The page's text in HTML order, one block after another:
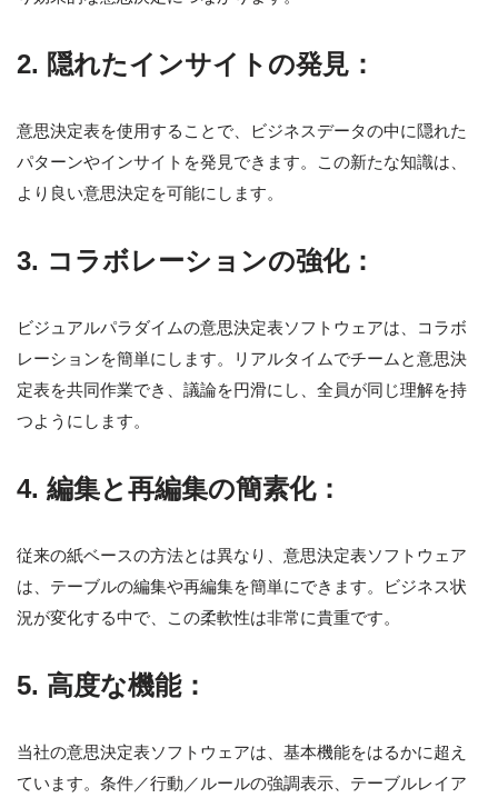
2. 隠れたインサイトの発見：
意思決定表を使用することで、ビジネスデータの中に隠れた
パターンやインサイトを発見できます。この新たな知識は、
より良い意思決定を可能にします。
3. コラボレーションの強化：
ビジュアルパラダイムの意思決定表ソフトウェアは、コラボ
レーションを簡単にします。リアルタイムでチームと意思決
定表を共同作業でき、議論を円滑にし、全員が同じ理解を持
つようにします。
4. 編集と再編集の簡素化：
従来の紙ベースの方法とは異なり、意思決定表ソフトウェア
は、テーブルの編集や再編集を簡単にできます。ビジネス状
況が変化する中で、この柔軟性は非常に貴重です。
5. 高度な機能：
当社の意思決定表ソフトウェアは、基本機能をはるかに超え
ています。条件／行動／ルールの強調表示、テーブルレイア